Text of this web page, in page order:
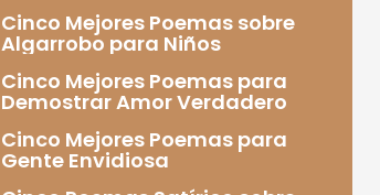
Cinco Mejores Poemas sobre
Algarrobo para Niños
Cinco Mejores Poemas para
Demostrar Amor Verdadero
Cinco Mejores Poemas para
Gente Envidiosa